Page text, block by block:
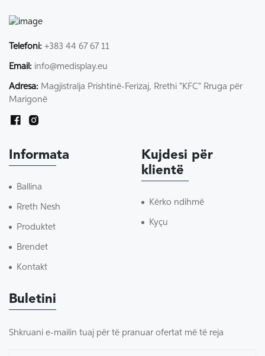
Telefoni: +383 44 67 67 11
Email: info@medisplay.eu
Adresa: Magjistralja Prishtinë-Ferizaj, Rrethi "KFC" Rruga për
Marigonë
Informata
Ballina
Rreth Nesh
Produktet
Brendet
Kontakt
Kujdesi për
klientë
Kërko ndihmë
Kyçu
Buletini
Shkruani e-mailin tuaj për të pranuar ofertat më të reja